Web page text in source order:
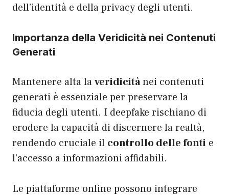
dell’identità e della privacy degli utenti.
Importanza della Veridicità nei Contenuti
Generati
Mantenere alta laveridicitànei contenuti
generati è essenziale per preservare la
fiducia degli utenti. I deepfake rischiano di
erodere la capacità di discernere la realtà,
rendendo cruciale il controllo delle fonti e
l’accesso a informazioni affidabili.
Le piattaforme online possono integrare